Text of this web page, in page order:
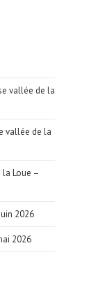
vallée de la
vallée de la
la Loue –
2026
2026